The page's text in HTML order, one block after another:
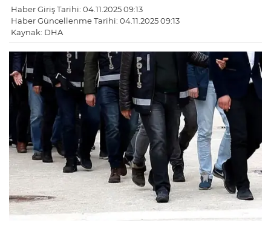
Haber Giriş Tarihi: 04.11.2025 09:13
Haber Güncellenme Tarihi: 04.11.2025 09:13
Kaynak: DHA